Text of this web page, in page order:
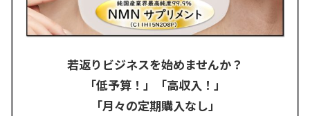
若返りビジネスを始めませんか？
「低予算！」「高収入！」
「月々の定期購入なし」